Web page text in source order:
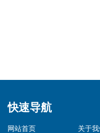
快速导航
网站首页
关于